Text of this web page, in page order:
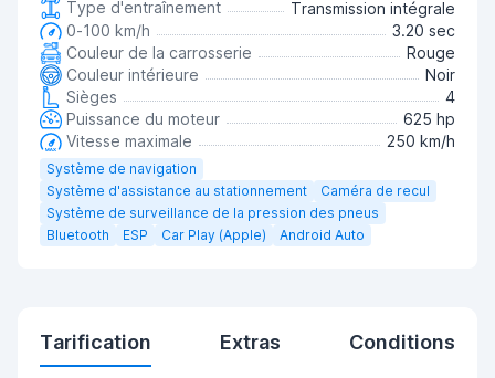
Type d'entraînement
Transmission intégrale
0-100 km/h
3.20 sec
Couleur de la carrosserie
Rouge
Couleur intérieure
Noir
Sièges
4
Puissance du moteur
625 hp
Vitesse maximale
250 km/h
Système de navigation
Système d'assistance au stationnement
Caméra de recul
Système de surveillance de la pression des pneus
Bluetooth
ESP Car Play (Apple) Android Auto
Tarification Extras Conditions